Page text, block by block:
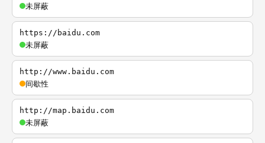
未屏蔽
https://baidu.com
未屏蔽
http://www.baidu.com
间歇性
http://map.baidu.com
未屏蔽